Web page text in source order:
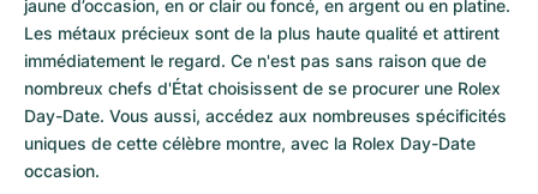
jaune d’occasion, en or clair ou foncé, en argent ou en platine.
Les métaux précieux sont de la plus haute qualité et attirent
immédiatement le regard. Ce n'est pas sans raison que de
nombreux chefs d'État choisissent de se procurer une Rolex
Day-Date. Vous aussi, accédez aux nombreuses spécificités
uniques de cette célèbre montre, avec la Rolex Day-Date
occasion.